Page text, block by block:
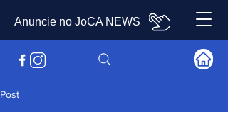
Anuncie no JoCA NEWS
Post